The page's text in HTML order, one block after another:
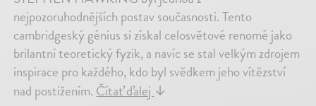
nejpozoruhodnějších postav současnosti. Tento
cambridgeský génius si získal celosvětové renomé jako
brilantní teoretický fyzik, a navíc se stal velkým zdrojem
inspirace pro každého, kdo byl svědkem jeho vítězství
nad postižením.Čítať ďalej↓